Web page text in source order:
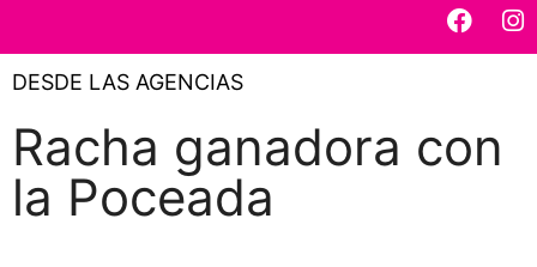
DESDE LAS AGENCIAS
Racha ganadora con
la Poceada